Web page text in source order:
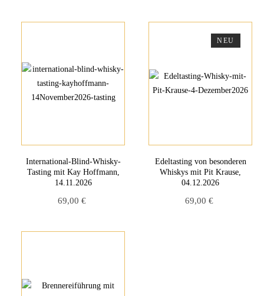
International-Blind-Whisky-
Tasting mit Kay Hoffmann,
14.11.2026
69,00€
NEU
Edeltasting von besonderen
Whiskys mit Pit Krause,
04.12.2026
69,00€